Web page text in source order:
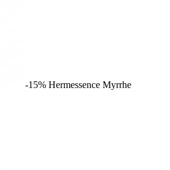
-15% Hermessence Myrrhe